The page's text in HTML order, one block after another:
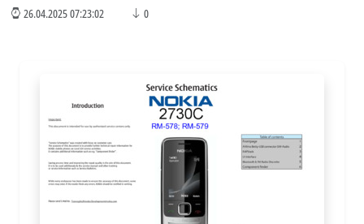
26.04.2025 07:23:02 0